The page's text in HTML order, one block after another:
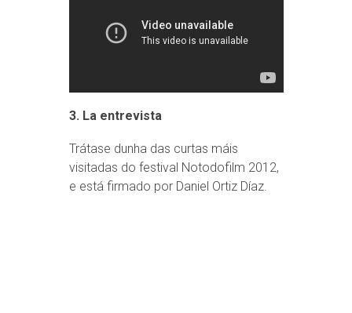
3. La entrevista
Trátase dunha das curtas máis
visitadas do festival Notodofilm 2012,
e está firmado por Daniel Ortiz Díaz.